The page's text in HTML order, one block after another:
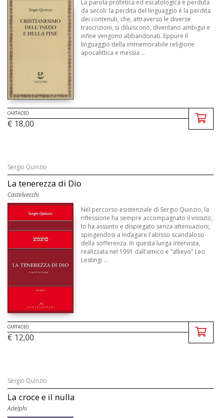
La parola profetica ed escatologica è perduta
da secoli: la perdita del linguaggio è la perdita
dei contenuti, che, attraverso le diverse
trascrizioni, si diluiscono, diventano ambigui e
infine vengono abbandonati. Eppure il
linguaggio della immemorabile religione
apocalittica e messia ...
CARTACEO
€ 18,00
Sergio Quinzio
La tenerezza di Dio
Castelvecchi
Nel percorso esistenziale di Sergio Quinzio, la
riflessione ha sempre accompagnato il vissuto,
lo ha assunto e dispiegato senza attenuazioni,
spingendosi a indagare l'abisso scandaloso
della sofferenza. In questa lunga intervista,
realizzata nel 1991 dall'amico e "allievo" Leo
Lestingi ...
CARTACEO
€ 12,00
Sergio Quinzio
La croce e il nulla
Adelphi